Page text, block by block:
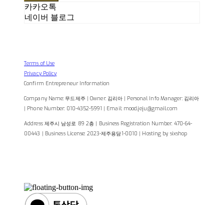
카카오톡
네이버 블로그
Terms of Use
Privacy Policy
Confirm Entrepreneur Information
Company Name: 무드제주 | Owner: 김리아 | Personal Info Manager: 김리아
| Phone Number: 010-4352-5991 | Email: mood.jeju@gmail.com
Address: 제주시 남성로 89 2층 | Business Registration Number: 470-64-
00443 | Business License: 2023-제주용담1-0010 | Hosting by sixshop